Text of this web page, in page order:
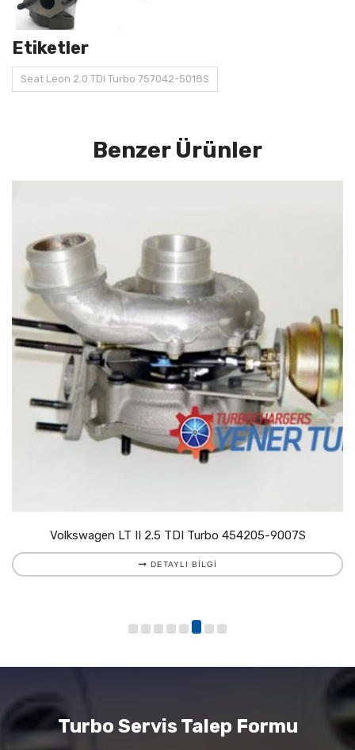
Etiketler
Seat Leon 2.0 TDI Turbo 757042-5018S
Benzer Ürünler
Volkswagen LT II 2.5 TDI Turbo 454205-9007S
DETAYLI BILGI
Turbo Servis Talep Formu